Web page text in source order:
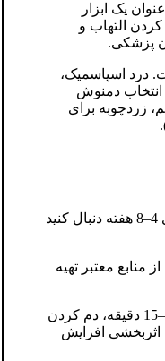
یک ابزار
التهاب و
پزشکی.
درد اسپاسمیک،
دمنوش
زردچوبه برای
1- با دوز کم شروع کنید، یک گیاه را برای 4–8 هفته دنبال کنید
منابع معتبر تهیه
3-روش تهیه (جوشاندن ریشه‌ها برای 10–15 دقیقه، دم کردن
تا اثربخشی افزایش